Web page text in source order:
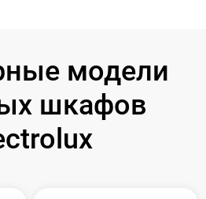
модели
шкафов